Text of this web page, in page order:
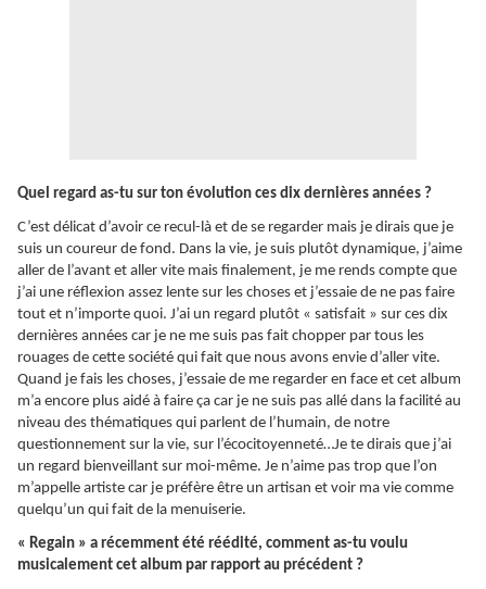
Quel regard as-tu sur ton évolution ces dix dernières années ?
C’est délicat d’avoir ce recul-là et de se regarder mais je dirais que je
suis un coureur de fond. Dans la vie, je suis plutôt dynamique, j’aime
aller de l’avant et aller vite mais finalement, je me rends compte que
j’ai une réflexion assez lente sur les choses et j’essaie de ne pas faire
tout et n’importe quoi. J’ai un regard plutôt « satisfait » sur ces dix
dernières années car je ne me suis pas fait chopper par tous les
rouages de cette société qui fait que nous avons envie d’aller vite.
Quand je fais les choses, j’essaie de me regarder en face et cet album
m’a encore plus aidé à faire ça car je ne suis pas allé dans la facilité au
niveau des thématiques qui parlent de l’humain, de notre
questionnement sur la vie, sur l’écocitoyenneté…Je te dirais que j’ai
un regard bienveillant sur moi-même. Je n’aime pas trop que l’on
m’appelle artiste car je préfère être un artisan et voir ma vie comme
quelqu’un qui fait de la menuiserie.
« Regain » a récemment été réédité, comment as-tu voulu
musicalement cet album par rapport au précédent ?